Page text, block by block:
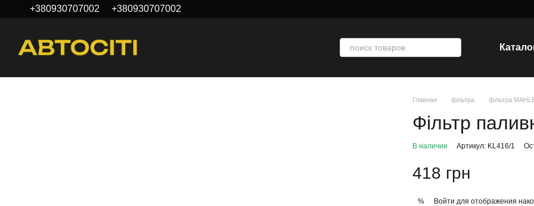
Перейти к основному контенту
+380930707002 +380930707002
Главная фільтра фільтра
Фільтр
В наличии Артикул: KL416/1
418 грн
% Войти для отображения